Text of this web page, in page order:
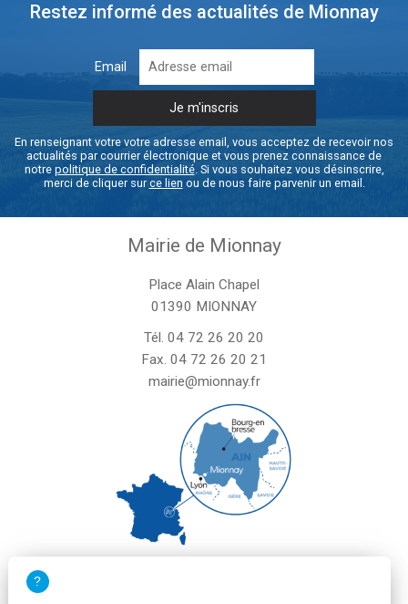
Restez informé des actualités de Mionnay
Email
En renseignant votre votre adresse email, vous acceptez de recevoir nos
actualités par courrier électronique et vous prenez connaissance de
notre politique de confidentialité. Si vous souhaitez vous désinscrire,
merci de cliquer surce lien ou de nous faire parvenir un email.
Mairie de Mionnay
Place Alain Chapel
01390 MIONNAY
Tél. 04 72 26 20 20
Fax. 04 72 26 20 21
mairie@mionnay.fr